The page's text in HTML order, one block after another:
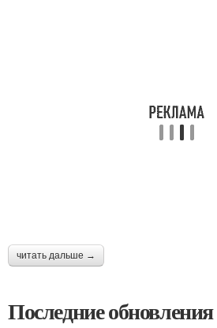
читать дальше →
Последние обновления